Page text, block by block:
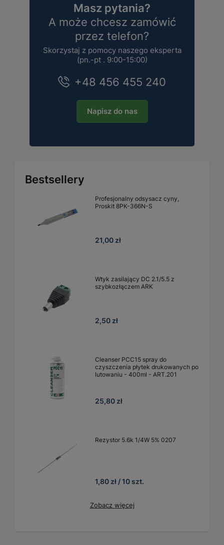
Masz pytania?
A może chcesz zamówić
przez telefon?
Skorzystaj z pomocy naszego eksperta
(pn.-pt . 9:00-15:00)
+48 456 455 240
Napisz do nas
Bestsellery
Profesjonalny odsysacz cyny,
Proskit 8PK-366N-S
21,00 zł
Wtyk zasilający DC 2.1/5.5 z
szybkozłączem ARK
2,50 zł
Cleanser PCC15 spray do
czyszczenia płytek drukowanych po
lutowaniu - 400ml - ART.201
25,80 zł
Rezystor 5.6k 1/4W 5% 0207
1,80 zł / 10 szt.
Zobacz więcej